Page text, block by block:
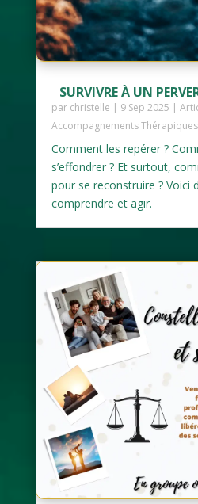
SURVIVRE À UN
par christelle | 9 Sep 2025 |
Accompagnements
Comment les repérer ?
s’effondrer ? Et surtout,
pour se reconstruire ? Voici
comprendre et agir.